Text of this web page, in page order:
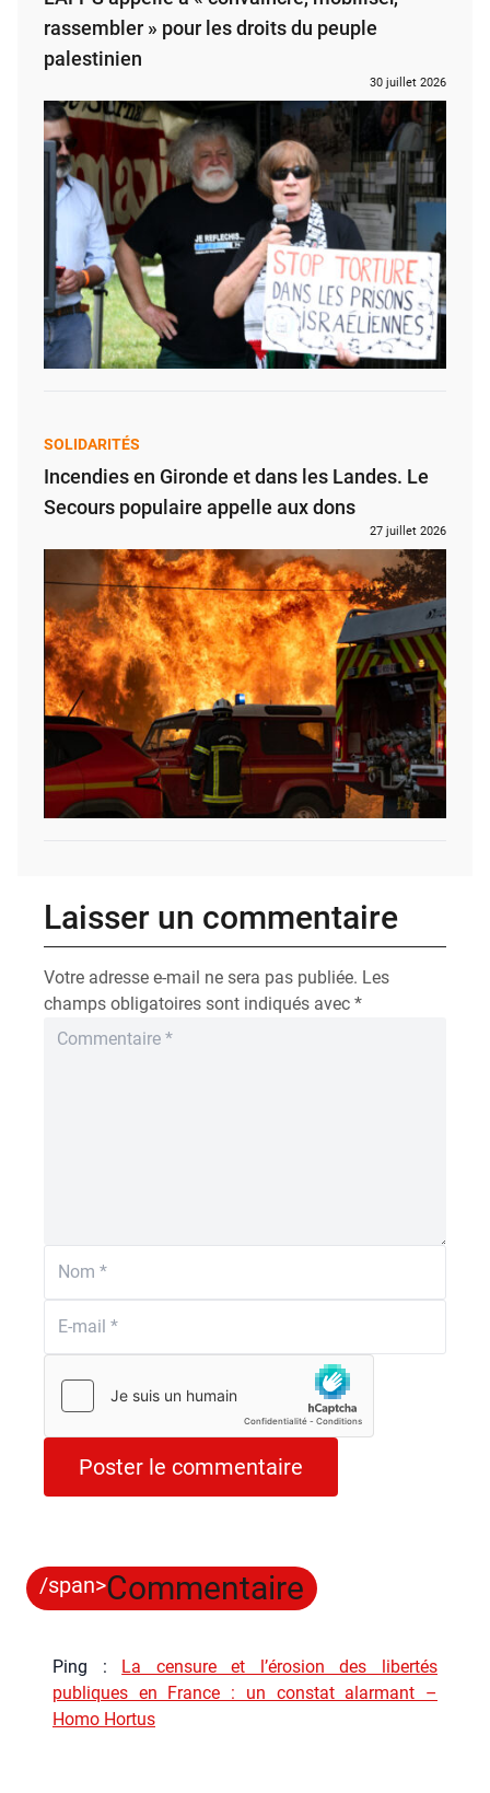
rassembler » pour les droits du peuple
palestinien
30 juillet 2026
SOLIDARITÉS
Incendies en Gironde et dans les Landes. Le
Secours populaire appelle aux dons
27 juillet 2026
Laisser un commentaire
Votre adresse e-mail ne sera pas publiée. Les
champs obligatoires sont indiqués avec *
/span>Commentaire
Ping : La censure et l’érosion des libertés
publiques en France : un constat alarmant –
Homo Hortus